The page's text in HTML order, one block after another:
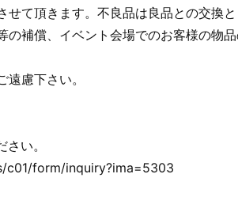
て頂きます。不良品は良品との交換と
補償、イベント会場でのお客様の物
慮下さい。
い。
form/inquiry?ima=5303